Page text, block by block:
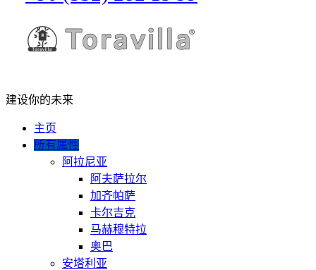
建设你的未来
主页
所有属性
阿拉尼亚
阿夫萨拉尔
加齐帕萨
卡尔吉克
马赫穆特拉
奥巴
安塔利亚